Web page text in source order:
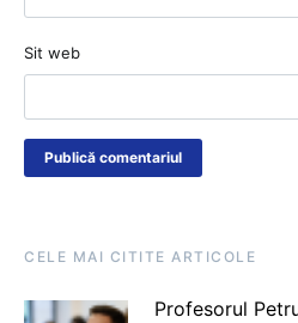
Sit web
CELE MAI CITITE ARTICOLE
Profesorul